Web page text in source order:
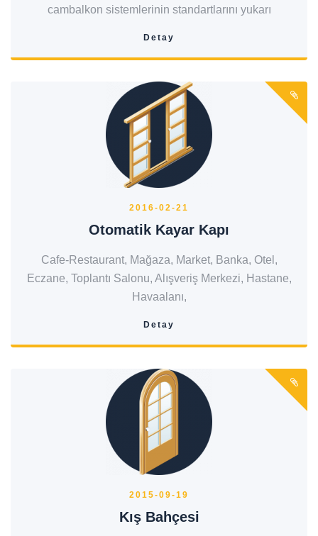
cambalkon sistemlerinin standartlarını yukarı
Detay
2016-02-21
Otomatik Kayar Kapı
Cafe-Restaurant, Mağaza, Market, Banka, Otel,
Eczane, Toplantı Salonu, Alışveriş Merkezi, Hastane,
Havaalanı,
Detay
2015-09-19
Kış Bahçesi